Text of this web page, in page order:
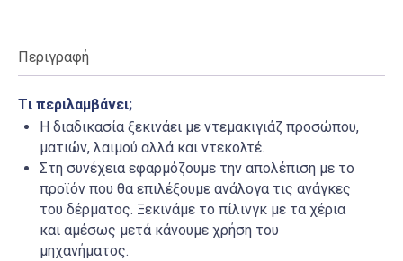
Περιγραφή
Tι περιλαμβάνει;
Η διαδικασία ξεκινάει με ντεμακιγιάζ προσώπου,
ματιών, λαιμού αλλά και ντεκολτέ.
Στη συνέχεια εφαρμόζουμε την απολέπιση με το
προϊόν που θα επιλέξουμε ανάλογα τις ανάγκες
του δέρματος. Ξεκινάμε το πίλινγκ με τα χέρια
και αμέσως μετά κάνουμε χρήση του
μηχανήματος.